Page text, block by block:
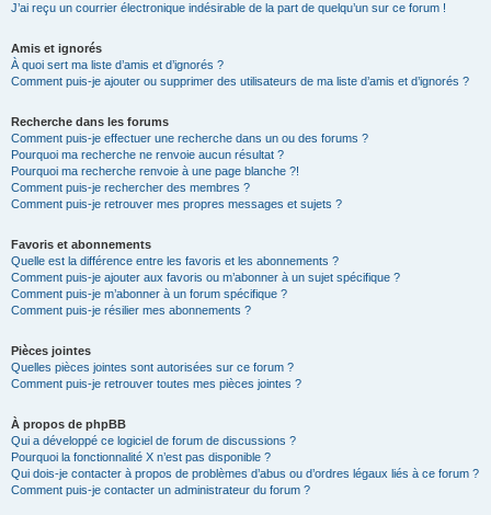
J’ai reçu un courrier électronique indésirable de la part de quelqu’un sur ce forum !
Amis et ignorés
À quoi sert ma liste d’amis et d’ignorés ?
Comment puis-je ajouter ou supprimer des utilisateurs de ma liste d’amis et d’ignorés ?
Recherche dans les forums
Comment puis-je effectuer une recherche dans un ou des forums ?
Pourquoi ma recherche ne renvoie aucun résultat ?
Pourquoi ma recherche renvoie à une page blanche ?!
Comment puis-je rechercher des membres ?
Comment puis-je retrouver mes propres messages et sujets ?
Favoris et abonnements
Quelle est la différence entre les favoris et les abonnements ?
Comment puis-je ajouter aux favoris ou m’abonner à un sujet spécifique ?
Comment puis-je m’abonner à un forum spécifique ?
Comment puis-je résilier mes abonnements ?
Pièces jointes
Quelles pièces jointes sont autorisées sur ce forum ?
Comment puis-je retrouver toutes mes pièces jointes ?
À propos de phpBB
Qui a développé ce logiciel de forum de discussions ?
Pourquoi la fonctionnalité X n’est pas disponible ?
Qui dois-je contacter à propos de problèmes d’abus ou d’ordres légaux liés à ce forum ?
Comment puis-je contacter un administrateur du forum ?